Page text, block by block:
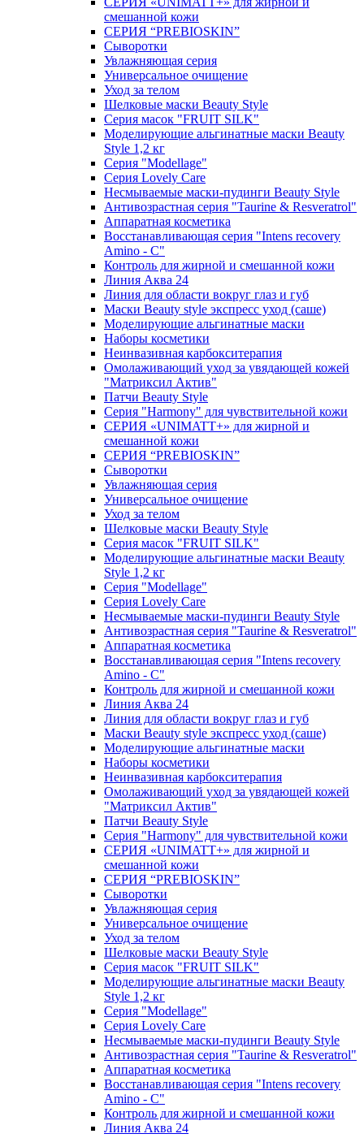
смешанной кожи
СЕРИЯ “PREBIOSKIN”
Сыворотки
Увлажняющая серия
Универсальное очищение
Уход за телом
Шелковые маски Beauty Style
Серия масок "FRUIT SILK"
Моделирующие альгинатные маски Beauty
Style 1,2 кг
Серия "Modellage"
Cерия Lovely Care
Несмываемые маски-пудинги Beauty Style
Антивозрастная серия "Taurine & Resveratrol"
Аппаратная косметика
Восстанавливающая серия "Intens recovery
Amino - C"
Контроль для жирной и смешанной кожи
Линия Аква 24
Линия для области вокруг глаз и губ
Маски Beauty style экспресс уход (саше)
Моделирующие альгинатные маски
Наборы косметики
Неинвазивная карбокситерапия
Омолаживающий уход за увядающей кожей
"Матриксил Актив"
Патчи Beauty Style
Серия "Harmony" для чувствительной кожи
СЕРИЯ «UNIMATT+» для жирной и
смешанной кожи
СЕРИЯ “PREBIOSKIN”
Сыворотки
Увлажняющая серия
Универсальное очищение
Уход за телом
Шелковые маски Beauty Style
Серия масок "FRUIT SILK"
Моделирующие альгинатные маски Beauty
Style 1,2 кг
Серия "Modellage"
Cерия Lovely Care
Несмываемые маски-пудинги Beauty Style
Антивозрастная серия "Taurine & Resveratrol"
Аппаратная косметика
Восстанавливающая серия "Intens recovery
Amino - C"
Контроль для жирной и смешанной кожи
Линия Аква 24
Линия для области вокруг глаз и губ
Маски Beauty style экспресс уход (саше)
Моделирующие альгинатные маски
Наборы косметики
Неинвазивная карбокситерапия
Омолаживающий уход за увядающей кожей
"Матриксил Актив"
Патчи Beauty Style
Серия "Harmony" для чувствительной кожи
СЕРИЯ «UNIMATT+» для жирной и
смешанной кожи
СЕРИЯ “PREBIOSKIN”
Сыворотки
Увлажняющая серия
Универсальное очищение
Уход за телом
Шелковые маски Beauty Style
Серия масок "FRUIT SILK"
Моделирующие альгинатные маски Beauty
Style 1,2 кг
Серия "Modellage"
Cерия Lovely Care
Несмываемые маски-пудинги Beauty Style
Антивозрастная серия "Taurine & Resveratrol"
Аппаратная косметика
Восстанавливающая серия "Intens recovery
Amino - C"
Контроль для жирной и смешанной кожи
Линия Аква 24